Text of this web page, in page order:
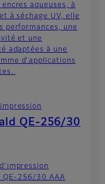
aqueuses, à
à séchage UV, elle
performances, une
et une
adaptées à une
d'applications
QE-256/30
QE-256/30 AAA